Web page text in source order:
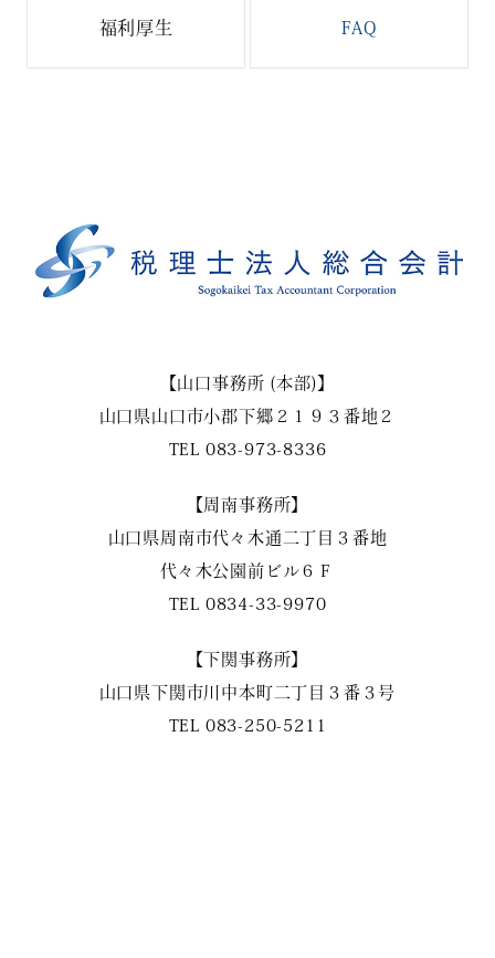
福利厚生 FAQ
【山口事務所 (本部)】
山口県山口市小郡下郷２１９３番地２
TEL 083-973-8336
【周南事務所】
山口県周南市代々木通二丁目３番地
代々木公園前ビル６Ｆ
TEL 0834-33-9970
【下関事務所】
山口県下関市川中本町二丁目３番３号
TEL 083-250-5211